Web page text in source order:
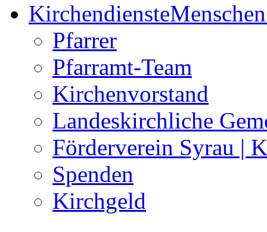
Kirchendienste
Pfarrer
Pfarramt-Team
Kirchenvorstand
Landeskirchliche
Förderverein Syrau |
Spenden
Kirchgeld